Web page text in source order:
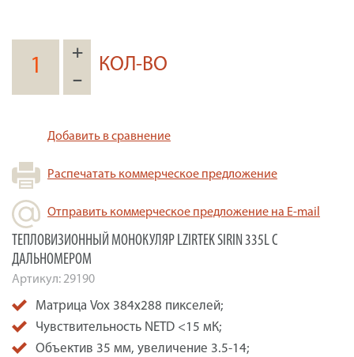
+
–
КОЛ-ВО
Добавить в сравнение
Распечатать коммерческое предложение
Отправить коммерческое предложение на E-mail
ТЕПЛОВИЗИОННЫЙ МОНОКУЛЯР LZIRTEK SIRIN 335L С
ДАЛЬНОМЕРОМ
Артикул:29190
Матрица Vox 384х288 пикселей;
Чувствительность NETD <15 мК;
Объектив 35 мм, увеличение 3.5-14;